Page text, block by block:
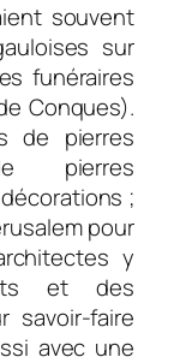
souvent
sur
funéraires
Conques).
de pierres
pierres
;
pour
y
et des
savoir-faire
avec une